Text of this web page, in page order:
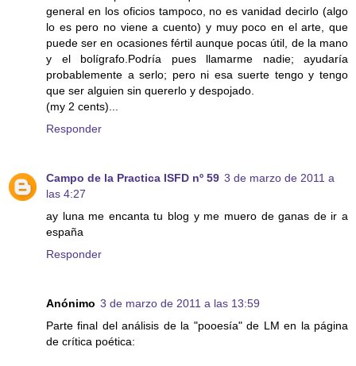
general en los oficios tampoco, no es vanidad decirlo (algo
lo es pero no viene a cuento) y muy poco en el arte, que
puede ser en ocasiones fértil aunque pocas útil, de la mano
y el bolígrafo.Podría pues llamarme nadie; ayudaría
probablemente a serlo; pero ni esa suerte tengo y tengo
que ser alguien sin quererlo y despojado.
(my 2 cents)...
Responder
Campo de la Practica ISFD nº 59 3 de marzo de 2011 a
las 4:27
ay luna me encanta tu blog y me muero de ganas de ir a
españa
Responder
Anónimo 3 de marzo de 2011 a las 13:59
Parte final del análisis de la "pooesía" de LM en la página
de crítica poética: